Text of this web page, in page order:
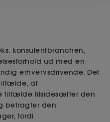
konsulentbranchen,
ud med en
erhvervsdrivende. Det
at
tilfælde tilsidesætter den
betragter den
fordi